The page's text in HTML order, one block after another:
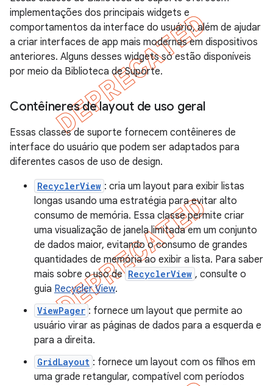
implementações dos principais widgets e
comportamentos da interface do usuário, além de ajudar
a criar interfaces de app mais modernas em dispositivos
anteriores. Alguns desses widgets só estão disponíveis
por meio da Biblioteca de Suporte.
Contêineres de layout de uso geral
Essas classes de suporte fornecem contêineres de
interface do usuário que podem ser adaptados para
diferentes casos de uso de design.
RecyclerView : cria um layout para exibir listas
longas usando uma estratégia para evitar alto
consumo de memória. Essa classe permite criar
uma visualização de janela limitada em um conjunto
de dados maior, evitando o consumo de grandes
quantidades de memória ao exibir a lista. Para saber
mais sobre o uso de RecyclerView , consulte o
guia Recycler View.
ViewPager : fornece um layout que permite ao
usuário virar as páginas de dados para a esquerda e
para a direita.
GridLayout : fornece um layout com os filhos em
uma grade retangular, compatível com períodos